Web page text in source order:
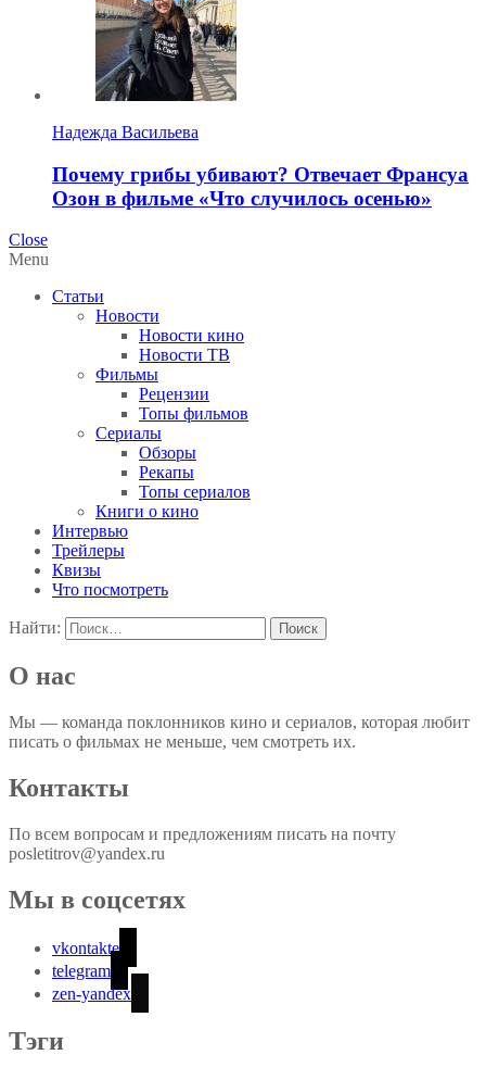
Надежда Васильева
Почему грибы убивают? Отвечает Франсуа
Озон в фильме «Что случилось осенью»
Close
Menu
Статьи
Новости
Новости кино
Новости ТВ
Фильмы
Рецензии
Топы фильмов
Сериалы
Обзоры
Рекапы
Топы сериалов
Книги о кино
Интервью
Трейлеры
Квизы
Что посмотреть
Найти:
О нас
Мы — команда поклонников кино и сериалов, которая любит
писать о фильмах не меньше, чем смотреть их.
Контакты
По всем вопросам и предложениям писать на почту
posletitrov@yandex.ru
Мы в соцсетях
vkontakte
telegram
zen-yandex
Тэги